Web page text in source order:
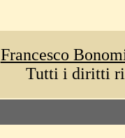
Francesco
Tutti i diritti